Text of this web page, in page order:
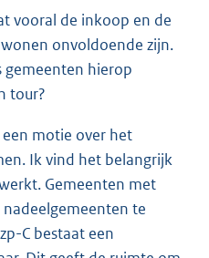
vooral de inkoop en de
onvoldoende zijn.
gemeenten hierop
tour?
motie over het
Ik vind het belangrijk
Gemeenten met
te
C bestaat een